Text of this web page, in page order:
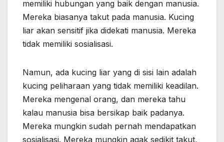
memiliki hubungan yang baik dengan manusia.
Mereka biasanya takut pada manusia. Kucing
liar akan sensitif jika didekati manusia. Mereka
tidak memiliki sosialisasi.
Namun, ada kucing liar yang di sisi lain adalah
kucing peliharaan yang tidak memiliki keadilan.
Mereka mengenal orang, dan mereka tahu
kalau manusia bisa bersikap baik padanya.
Mereka mungkin sudah pernah mendapatkan
sosialisasi. Mereka mungkin agak sedikit takut,